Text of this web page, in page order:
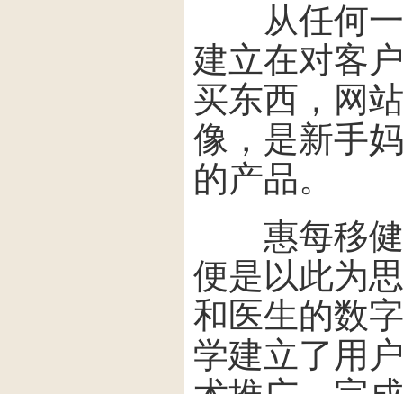
从任何一
建立在对客
买东西，网
像，是新手
的产品。
惠每移健提
便是以此为
和医生的数
学建立了用